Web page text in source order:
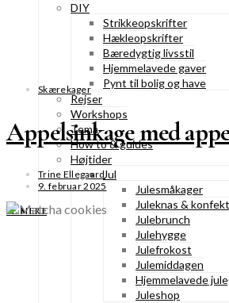
DIY
Strikkeopskrifter
Hækleopskrifter
Bæredygtig livsstil
Hjemmelavede gaver
Pynt til bolig og have
Rejser
Workshops
Tema
How to & guides
Højtider
Jul
Julesmåkager
Juleknas & konfekt
Julebrunch
Julehygge
Julefrokost
Julemiddagen
Hjemmelavede
Juleshop
Skærekager
Appelsinkage med
Trine Ellegaard
9. februar 2025
SE MERE